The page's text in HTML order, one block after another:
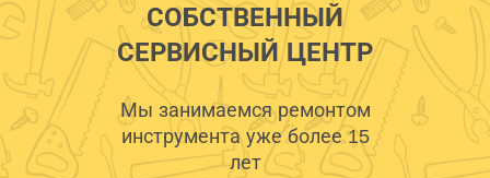
СОБСТВЕННЫЙ
СЕРВИСНЫЙ ЦЕНТР
Мы занимаемся ремонтом
инструмента уже более 15
лет